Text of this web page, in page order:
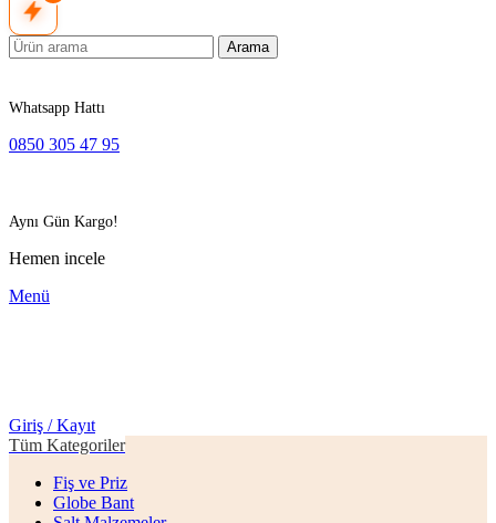
Arama
Whatsapp Hattı
0850 305 47 95
Aynı Gün Kargo!
Hemen incele
Menü
Giriş / Kayıt
Tüm Kategoriler
Fiş ve Priz
Globe Bant